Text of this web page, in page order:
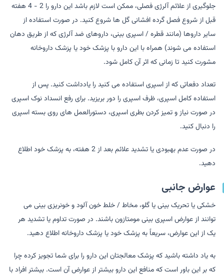
جلوگیری از علائم آلرژی فصلی، ممکن است لازم باشد این دارو را 2 - 4 هفته
قبل از شروع فصل گرده افشانی گل ها شروع کنید. در صورت استفاده از
سایر داروها (مانند قطره / اسپری بینی، داروهای ضد آلرژی که از طریق دهان
استفاده می شوند) همراه با این دارو با پزشک خود یا پزشک داروخانه
مشورت کنید تا زمانی که اثر آن کامل شود.
تعداد دفعاتی که از اسپری استفاده می کنید را یادداشت کنید. پس از
استفاده کامل اسپری، ظرف اسپری را دور بریزید. برای رفع انسداد نوک اسپری
در صورت نیاز و تمیز کردن بطری اسپری، دستورالعمل های روی بسته اسپری
را دنبال کنید.
در صورت عدم بهبودی یا تشدید علائم بعد از 2 هفته، به پزشک خود اطلاع
دهید.
عوارض جانبی
خشکی یا تحریک بینی یا گلو، مخاط / خلط خون آلود و خونریزی بینی می
توانند از عوارض اسپری بینی مومتازون باشند. در صورت تداوم یا تشدید هر
یک از این عوارض، سریعاً به پزشک خود یا پزشک داروخانه اطلاع دهید.
به یاد داشته باشید که پزشک معالجتان این دارو را برای شما تجویز کرده چرا
که بر این باور است که منافع این دارو بیشتر از عوارض آن است. بیشتر افراد با